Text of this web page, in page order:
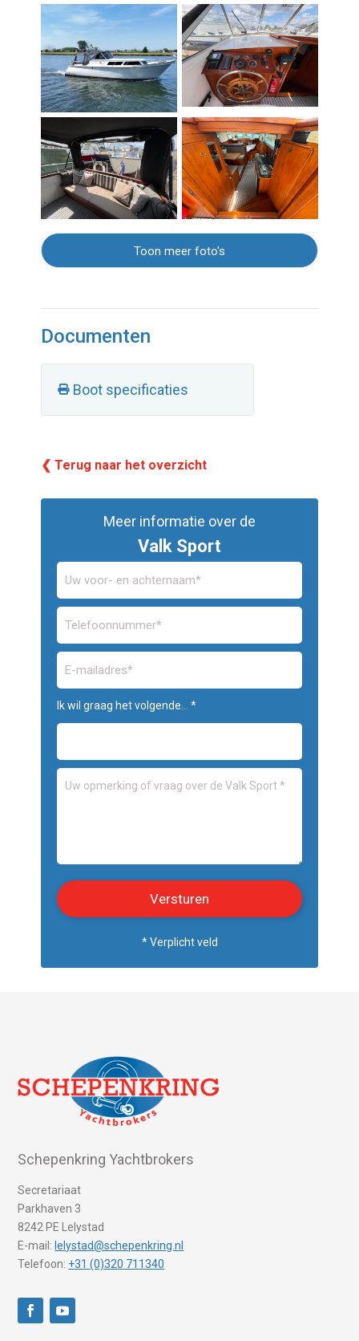
Toon meer foto's
Documenten
Boot specificaties
❮ Terug naar het overzicht
Meer informatie over de
Valk Sport
Ik wil graag het volgende... *
* Verplicht veld
Schepenkring Yachtbrokers
Secretariaat
Parkhaven 3
8242 PE Lelystad
E-mail: lelystad@schepenkring.nl
Telefoon: +31 (0)320 711340